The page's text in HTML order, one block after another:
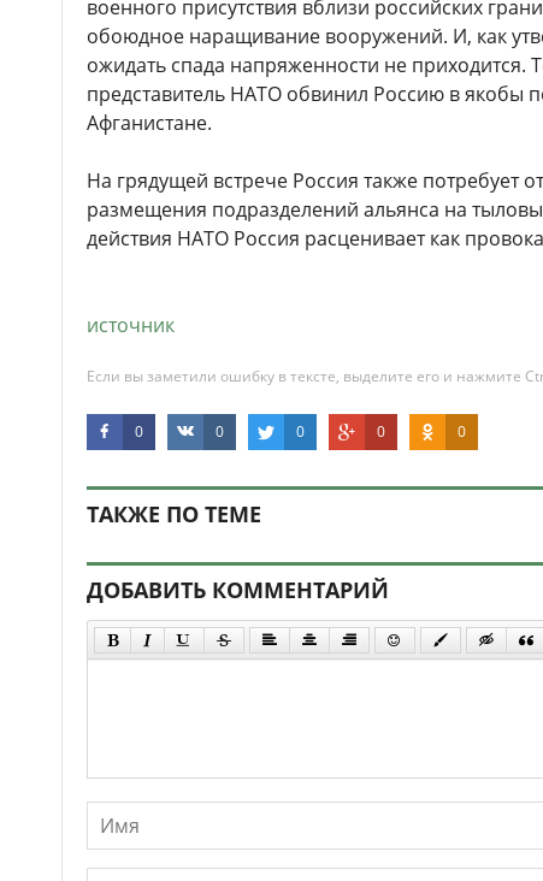
военного присутствия вблизи российских
обоюдное наращивание вооружений. И, как
ожидать спада напряженности не приходится.
представитель НАТО обвинил Россию в якобы
Афганистане.
На грядущей встрече Россия также потребует
размещения подразделений альянса на
действия НАТО Россия расценивает как
источник
Если вы заметили ошибку в тексте, выделите его и нажмите
0 0 0 0 0
ТАКЖЕ ПО ТЕМЕ
ДОБАВИТЬ КОММЕНТАРИЙ